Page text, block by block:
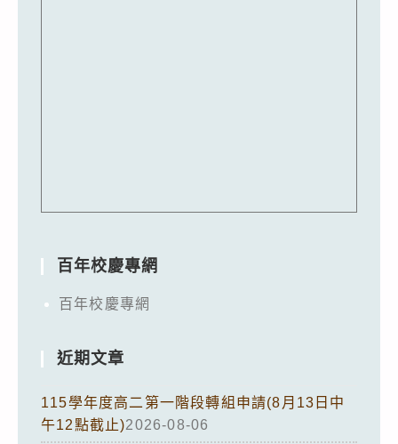
百年校慶專網
百年校慶專網
近期文章
115學年度高二第一階段轉組申請(8月13日中
午12點截止)2026-08-06